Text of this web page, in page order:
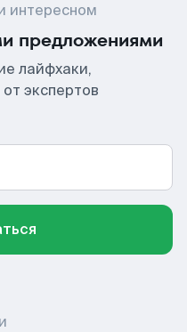
интересном
предложениями
лайфхаки,
экспертов